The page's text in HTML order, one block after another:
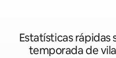
Estatísticas rápidas
temporada de